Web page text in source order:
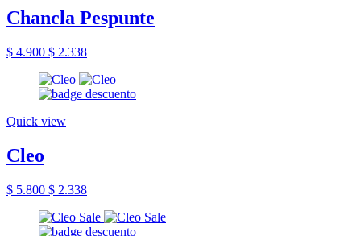
Chancla Pespunte
$ 4.900 $ 2.338
Quick view
Cleo
$ 5.800 $ 2.338